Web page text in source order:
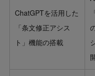
ChatGPTを活用した
「条文修正アシス
ト」機能の搭載